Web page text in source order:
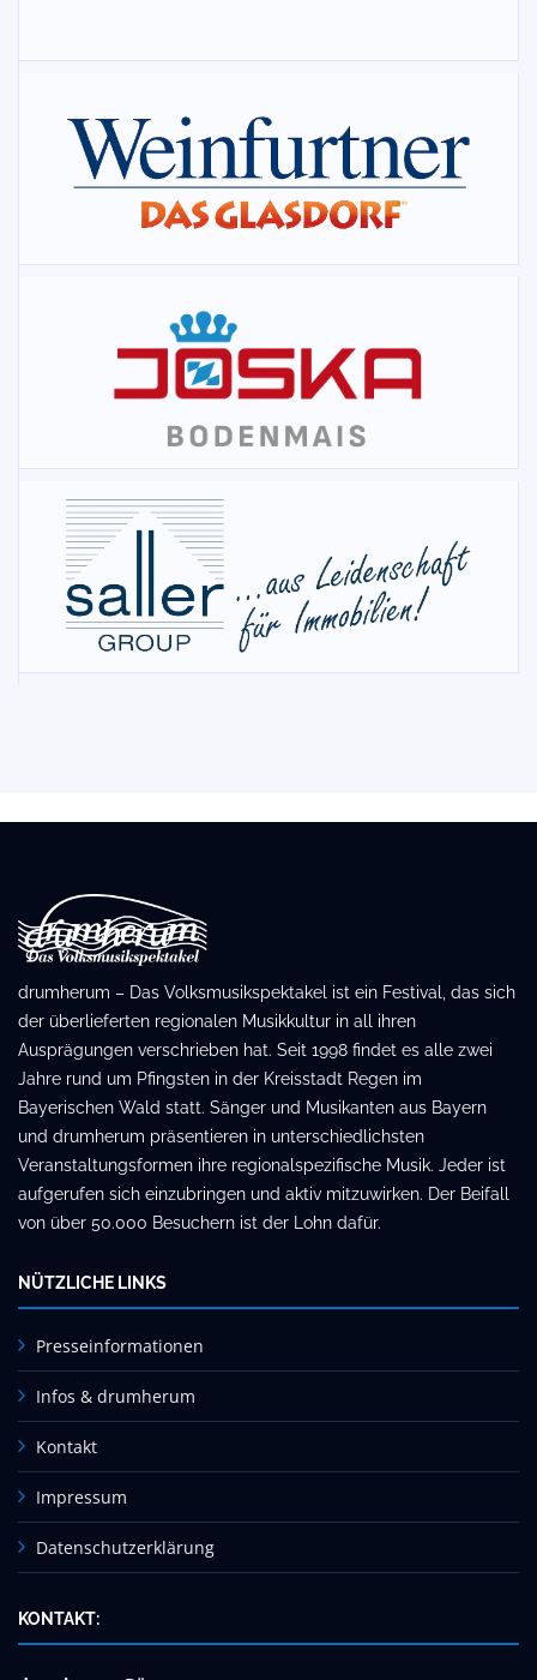
drumherum – Das Volksmusikspektakel ist ein Festival, das sich
der überlieferten regionalen Musikkultur in all ihren
Ausprägungen verschrieben hat. Seit 1998 findet es alle zwei
Jahre rund um Pfingsten in der Kreisstadt Regen im
Bayerischen Wald statt. Sänger und Musikanten aus Bayern
und drumherum präsentieren in unterschiedlichsten
Veranstaltungsformen ihre regionalspezifische Musik. Jeder ist
aufgerufen sich einzubringen und aktiv mitzuwirken. Der Beifall
von über 50.000 Besuchern ist der Lohn dafür.
NÜTZLICHE LINKS
Presseinformationen
Infos & drumherum
Kontakt
Impressum
Datenschutzerklärung
KONTAKT: